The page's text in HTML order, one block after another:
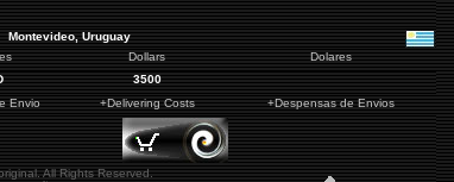
Montevideo, Uruguay
Dollars
Dolares
3500
Envio
+Delivering Costs +Despensas de Envios
All Rights Reserved.